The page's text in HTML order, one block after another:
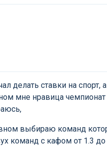
делать ставки на спорт,
мне нравица чемпионат
выбираю команд
команд с кафом от 1.3 до